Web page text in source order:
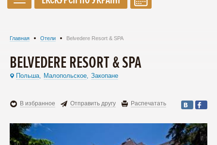
Главная Отели Belvedere Resort & SPA
BELVEDERE RESORT & SPA
Польша, Малопольское, Закопане
В избранное Отправить другу Распечатать